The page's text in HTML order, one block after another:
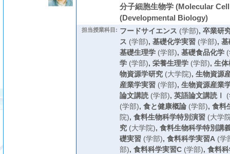
分子細胞生物学 (Molecular
(Developmental Biology)
担当授業科目: フードサイエンス (学部), 卒業研
ス (学部), 基礎化学実習(学部), 基
基礎生理学(学部), 基礎食品化学(
学(学部), 栄養生理学(学部), 生体
物資源学研究(大学院), 生物資源
産業学実習(学部), 生物資源産業
論文講読(学部), 英語論文講読Ⅰ
(学部), 食と健康概論(学部), 食料
院), 食料生物科学特別演習(大学
究(大学院), 食料生物科学特別講
礎実習(学部), 食料科学実習A(学
部), 食料科学実習C(学部), 食料